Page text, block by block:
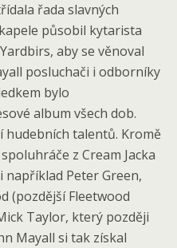
řada slavných
působil kytarista
aby se věnoval
posluchači i odborníky
bylo
album všech dob.
talentů. Kromě
z Cream Jacka
Peter Green,
(pozdější Fleetwood
Taylor, který později
Mayall si tak získal